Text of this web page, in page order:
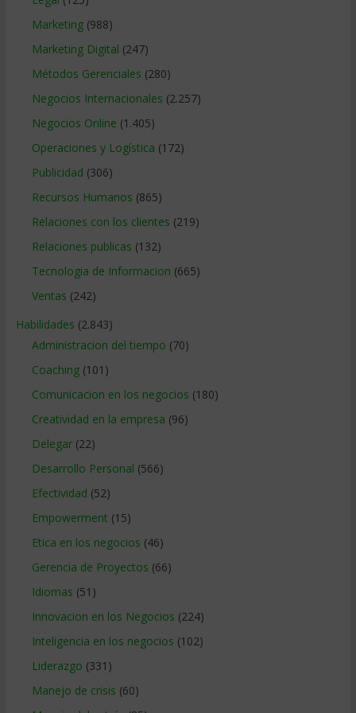
Marketing(988)
Marketing Digital (247)
Métodos Gerenciales (280)
Negocios Internacionales (2.257)
Negocios Online (1.405)
Operaciones y Logística (172)
Publicidad (306)
Recursos Humanos (865)
Relaciones con los clientes (219)
Relaciones publicas (132)
Tecnologia de Informacion (665)
Ventas (242)
Habilidades (2.843)
Administracion del tiempo (70)
Coaching(101)
Comunicacion en los negocios (180)
Creatividad en la empresa (96)
Delegar(22)
Desarrollo Personal (566)
Efectividad (52)
Empowerment (15)
Etica en los negocios (46)
Gerencia de Proyectos (66)
Idiomas (51)
Innovacion en los Negocios (224)
Inteligencia en los negocios (102)
Liderazgo (331)
Manejo de crisis (60)